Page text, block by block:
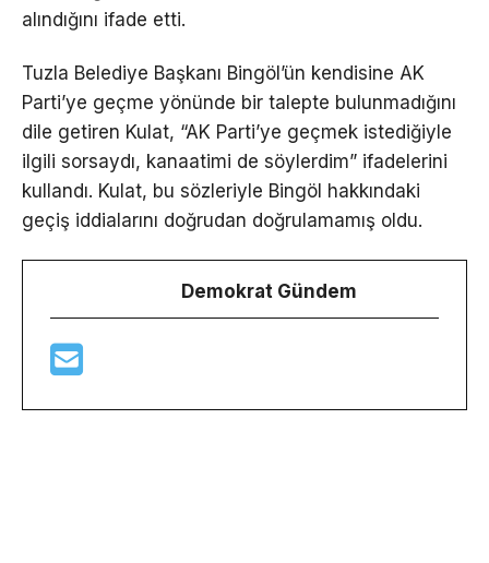
alındığını ifade etti.
Tuzla Belediye Başkanı Bingöl’ün kendisine AK
Parti’ye geçme yönünde bir talepte bulunmadığını
dile getiren Kulat, “AK Parti’ye geçmek istediğiyle
ilgili sorsaydı, kanaatimi de söylerdim” ifadelerini
kullandı. Kulat, bu sözleriyle Bingöl hakkındaki
geçiş iddialarını doğrudan doğrulamamış oldu.
Demokrat Gündem